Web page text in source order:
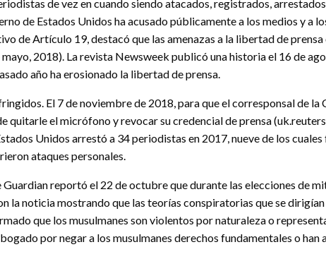
de vez en cuando siendo atacados, registrados,
de Estados Unidos ha acusado públicamente a los medios y a
de Artículo 19, destacó que las amenazas a la libertad de prensa
2018). La revista Newsweek publicó una historia el 16 de
año ha erosionado la libertad de prensa.
El 7 de noviembre de 2018, para que el corresponsal de la
quitarle el micrófono y revocar su credencial de prensa
Unidos arrestó a 34 periodistas en 2017, nueve de los
ataques personales.
reportó el 22 de octubre que durante las elecciones de
la noticia mostrando que las teorías conspiratorias que se
que los musulmanes son violentos por naturaleza o
por negar a los musulmanes derechos fundamentales o han